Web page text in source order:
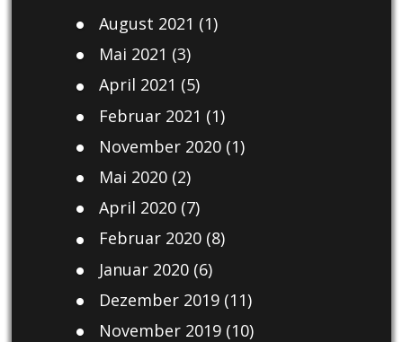
August 2021 (1)
Mai 2021 (3)
April 2021 (5)
Februar 2021 (1)
November 2020(1)
Mai 2020(2)
April 2020(7)
Februar 2020(8)
Januar 2020(6)
Dezember 2019(11)
November 2019(10)